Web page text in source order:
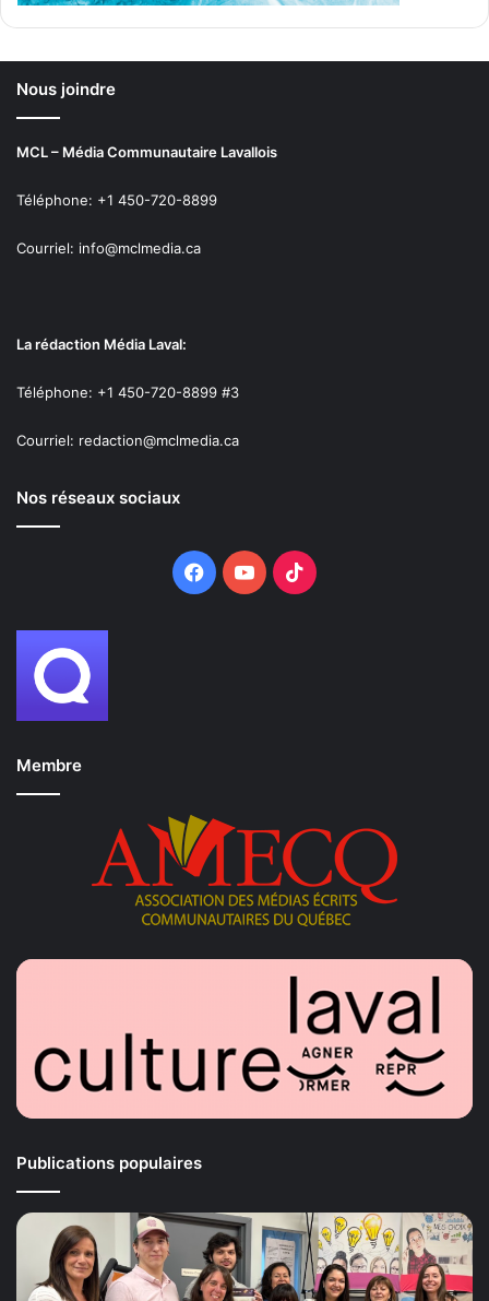
Nous joindre
MCL – Média Communautaire Lavallois
Téléphone: +1 450-720-8899
Courriel: info@mclmedia.ca
La rédaction Média Laval:
Téléphone: +1 450-720-8899 #3
Courriel: redaction@mclmedia.ca
Nos réseaux sociaux
Facebook
YouTubeTikTok
Membre
Publications populaires
Une
année
chargée
au
La
de
la